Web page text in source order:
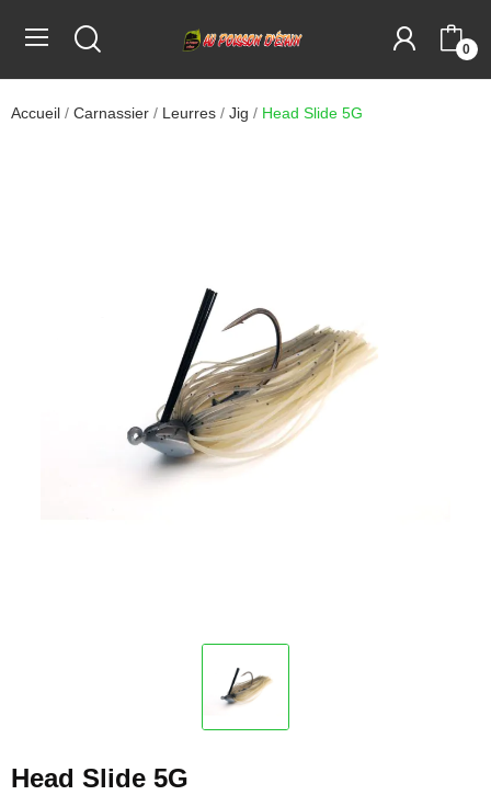
0
Accueil Carnassier Leurres Jig Head Slide 5G
Head Slide 5G